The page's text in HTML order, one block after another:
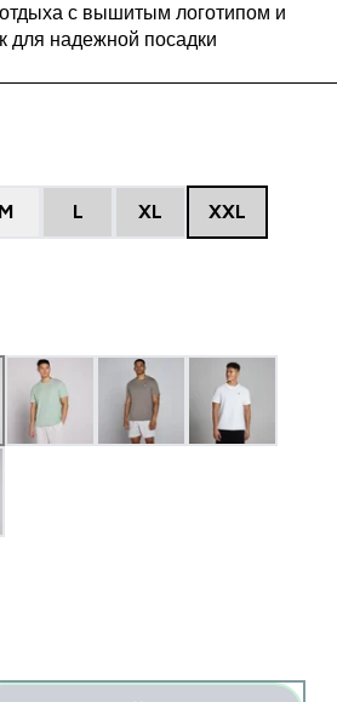
с вышитым логотипом и
для надежной посадки
M L XL XXL